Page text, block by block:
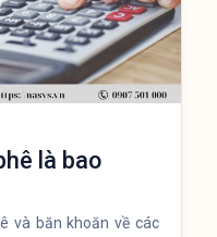
thuế GTGT? Bài viết
các mức phạt hành
tù) và những lưu ý